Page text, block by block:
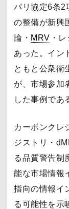
パリ協定6条2
の整備が新興
論・ MRV ・
あった。イン
ともと公衆衛
が、市場参加
した事例であ
カーボンクレ
ジストリ・
る品質警告制
能な市場情報
指向の情報イ
る可能性を示